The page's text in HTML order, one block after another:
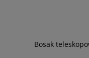
Bosak